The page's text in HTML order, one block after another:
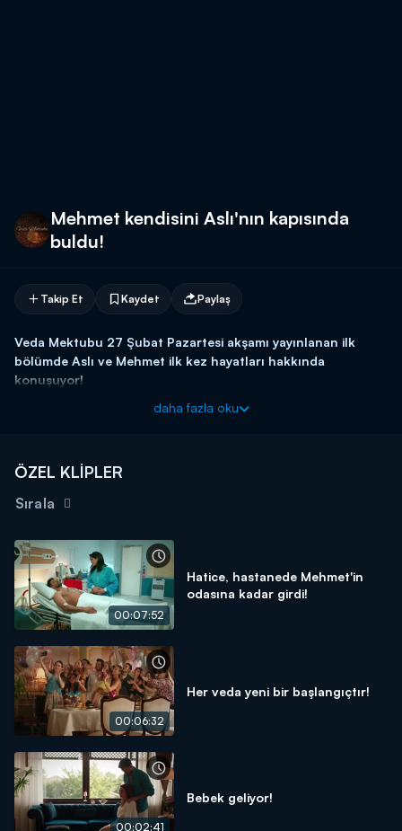
Mehmet kendisini Aslı'nın kapısında
buldu!
Takip Et Kaydet Paylaş
Veda Mektubu 27 Şubat Pazartesi akşamı yayınlanan ilk
bölümde Aslı ve Mehmet ilk kez hayatları hakkında
konuşuyor!
Aslı'nın buluşma teklifini kabul eden Mehmet, annesinin ısrarı ile
şekilde Aslı'nın ev adresini bulur ve oraya gider. İki gencin
aralarındaki aşk filizlenmeye başlamıştır bile.
Veda Mektubu yeni bölümleriyle her pazartesi 20.00'da
daha fazla oku
ÖZEL KLİPLER
Sırala
00:07:52
Hatice, hastanede Mehmet'in
odasına kadar girdi!
00:06:32
Her veda yeni bir başlangıçtır!
00:02:41
Bebek geliyor!